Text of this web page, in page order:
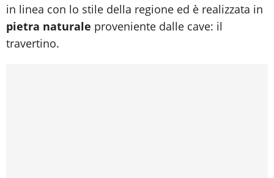
in linea con lo stile della regione ed è realizzata in
pietra naturale proveniente dalle cave: il
travertino.